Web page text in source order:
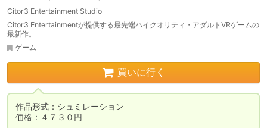
Citor3 Entertainment Studio
Citor3 Entertainmentが提供する最先端ハイクオリティ・アダルトVRゲームの
最新作。
ゲーム
買いに行く
作品形式：シュミレーション